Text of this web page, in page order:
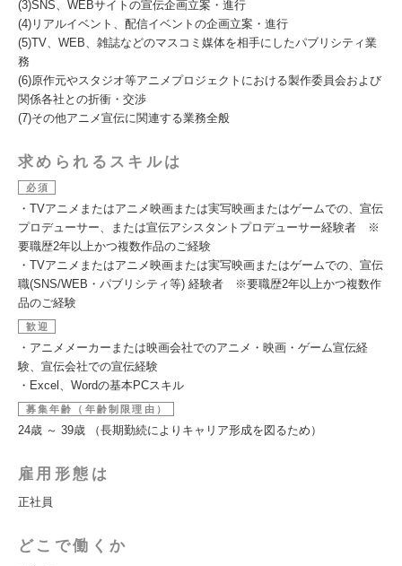
(3)SNS、WEBサイトの宣伝企画立案・進行
(4)リアルイベント、配信イベントの企画立案・進行
(5)TV、WEB、雑誌などのマスコミ媒体を相手にしたパブリシティ業
務
(6)原作元やスタジオ等アニメプロジェクトにおける製作委員会および
関係各社との折衝・交渉
(7)その他アニメ宣伝に関連する業務全般
求められるスキルは
必須
・TVアニメまたはアニメ映画または実写映画またはゲームでの、宣伝
プロデューサー、または宣伝アシスタントプロデューサー経験者 ※
要職歴2年以上かつ複数作品のご経験
・TVアニメまたはアニメ映画または実写映画またはゲームでの、宣伝
職(SNS/WEB・パブリシティ等) 経験者 ※要職歴2年以上かつ複数作
品のご経験
歓迎
・アニメメーカーまたは映画会社でのアニメ・映画・ゲーム宣伝経
験、宣伝会社での宣伝経験
・Excel、Wordの基本PCスキル
募集年齢（年齢制限理由）
24歳 ～ 39歳 （長期勤続によりキャリア形成を図るため）
雇用形態は
正社員
どこで働くか